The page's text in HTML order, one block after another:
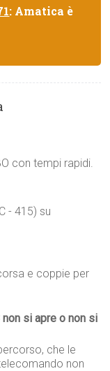
: Amatica è
con tempi rapidi.
- 415) su
e coppie per
si apre o non si
che le
non